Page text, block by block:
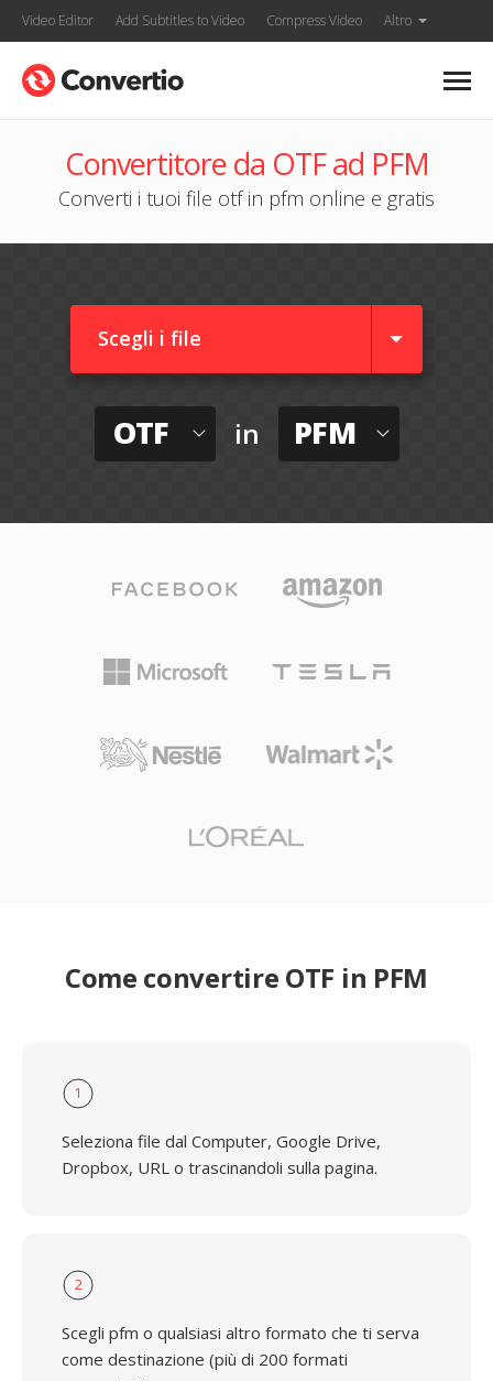
Video Editor Add Subtitles to Video Compress Video Altro
Convertitore da OTF ad PFM
Converti i tuoi file otf in pfm online e gratis
Scegli i file
OTF in PFM
Come convertire OTF in PFM
1
Seleziona file dal Computer, Google Drive,
Dropbox, URL o trascinandoli sulla pagina.
2
Scegli pfm o qualsiasi altro formato che ti serva
come destinazione (più di 200 formati